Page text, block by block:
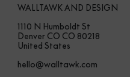
WALLTAWK AND DESIGN
1110 N Humboldt St
Denver CO CO 80218
United States
hello@walltawk.com